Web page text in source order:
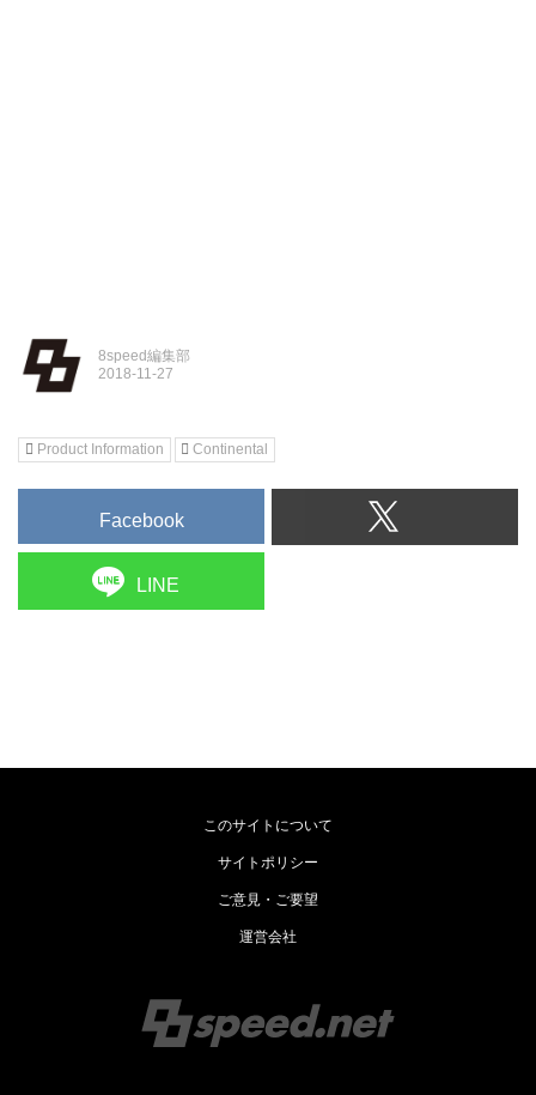
8speed編集部
Product Information Continental
Facebook
LINE
このサイトについて
サイトポリシー
ご意見・ご要望
運営会社